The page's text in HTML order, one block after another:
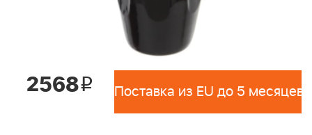
2568i Поставка из EU до 5 месяцев